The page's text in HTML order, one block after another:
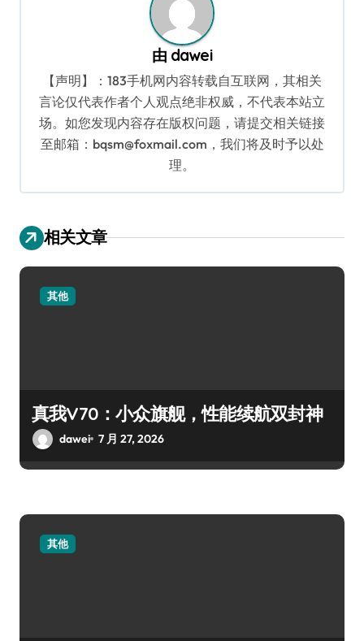
由 dawei
【声明】：183手机网内容转载自互联网，其相关
言论仅代表作者个人观点绝非权威，不代表本站立
场。如您发现内容存在版权问题，请提交相关链接
至邮箱：bqsm@foxmail.com，我们将及时予以处
理。
相关文章
其他
真我V70：小众旗舰，性能续航双封神
dawei 7 月 27, 2026
其他